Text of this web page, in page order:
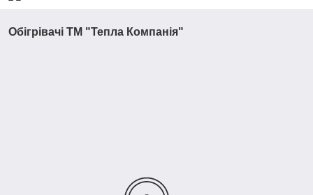
Обігрівачі ТМ "Тепла Компанія"